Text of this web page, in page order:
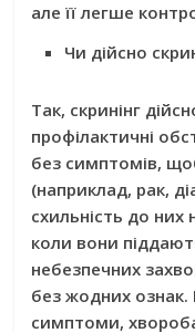
але її легше
Чи дійсно
Так, скринінг
профілактичні
без симптомів,
(наприклад, рак,
схильність до них
коли вони
небезпечних
без жодних ознак.
симптоми,